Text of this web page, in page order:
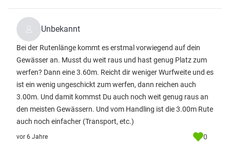
Unbekannt
Bei der Rutenlänge kommt es erstmal vorwiegend auf dein
Gewässer an. Musst du weit raus und hast genug Platz zum
werfen? Dann eine 3.60m. Reicht dir weniger Wurfweite und es
ist ein wenig ungeschickt zum werfen, dann reichen auch
3.00m. Und damit kommst Du auch noch weit genug raus an
den meisten Gewässern. Und vom Handling ist die 3.00m Rute
auch noch einfacher (Transport, etc.)
vor 6 Jahre 0